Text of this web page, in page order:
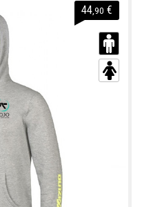
44,90 €